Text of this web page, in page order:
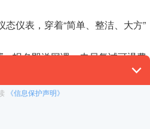
态仪表，穿着“简单、整洁、大方
，报名即送网课，未尽复试可退
准备?越早准备越占优势，未尽